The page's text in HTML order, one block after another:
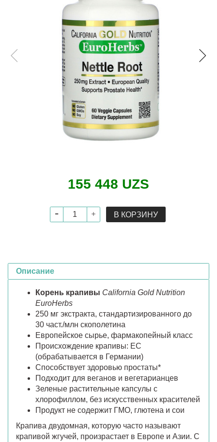
155 448 UZS
В КОРЗИНУ
Описание
Корень крапивы California Gold Nutrition
EuroHerbs
250 мг экстракта, стандартизированного до
30 част./млн скополетина
Европейское сырье, фармакопейный класс
Происхождение крапивы: ЕС
(обрабатывается в Германии)
Способствует здоровью простаты*
Подходит для веганов и вегетарианцев
Зеленые растительные капсулы с
хлорофиллом, без искусственных красителей
Продукт не содержит ГМО, глютена и сои
Крапива двудомная, которую часто называют
крапивой жгучей, произрастает в Европе и Азии. С